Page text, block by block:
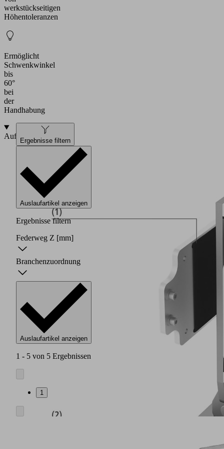
werkstückseitigen
Höhentoleranzen
Ermöglicht
Schwenkwinkel
bis
60°
bei
der
Handhabung
AufbauErgebnisse filtern
Auslaufartikel anzeigen
Ergebnisse filtern
Federweg Z [mm]
Branchenzuordnung
Auslaufartikel anzeigen
1 - 5 von 5 Ergebnissen
1